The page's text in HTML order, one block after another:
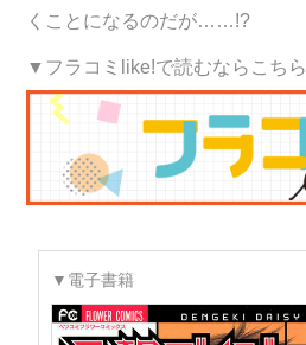
くことになるのだが……!?
▼フラコミlike!で読むならこちら
▼電子書籍